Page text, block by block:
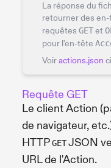
La réponse du
retourner des
requêtes GETet
pour l'en-tête
Voiractions.json
Requête GET
Le client Action
de navigateur,
HTTPGETJSON
URL de l'Action.